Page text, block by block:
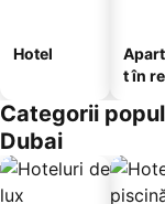
Hotel
t în
Categorii
Dubai